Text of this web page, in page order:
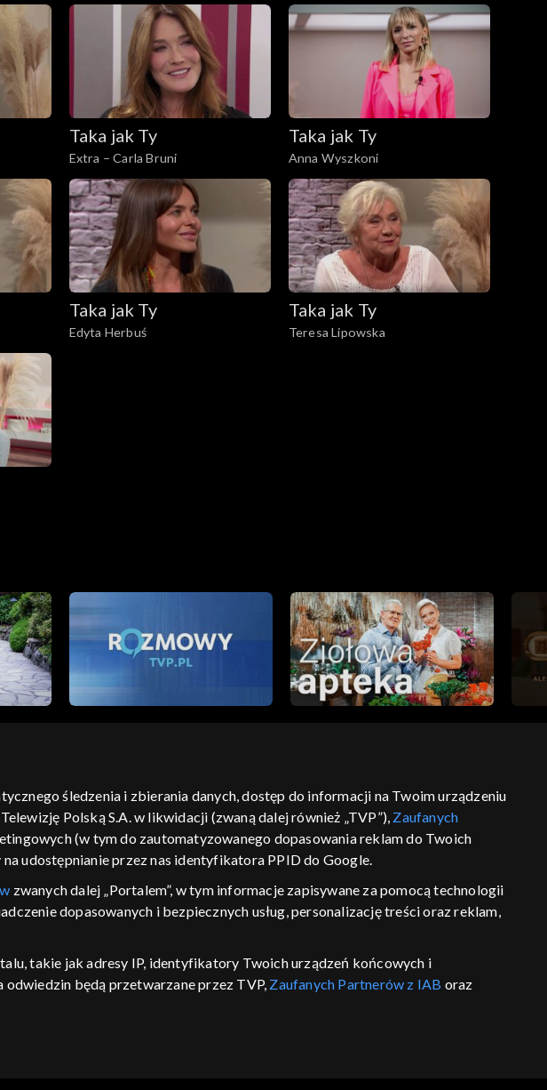
Taka jak Ty
Extra – Carla Bruni
Taka jak Ty
Anna Wyszkoni
Taka jak Ty
Edyta Herbuś
Taka jak Ty
Teresa Lipowska
voucher dostępność informacje o dostawcy usług
śledzenia i zbierania danych, dostęp do informacji na Twoim urządzeniu
Polską S.A. w likwidacji (zwaną dalej również „TVP”), Zaufanych
(w tym do zautomatyzowanego dopasowania reklam do Twoich
udostępnianie przez nas identyfikatora PPID do Google.
zwanych dalej „Portalem”, w tym informacje zapisywane za pomocą technologii
dopasowanych i bezpiecznych usług, personalizację treści oraz reklam,
takie jak adresy IP, identyfikatory Twoich urządzeń końcowych i
będą przetwarzane przez TVP, Zaufanych Partnerów z IAB oraz
treści, wyboru spersonalizowanych treści, pomiaru
odbiorców, opracowywania i ulepszania produktów, zapewnienia
dopasowywania i połączenia źródeł danych offline, łączenia różnych